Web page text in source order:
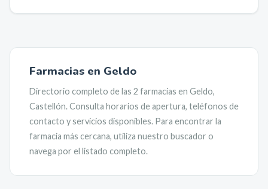
Farmacias en Geldo
Directorio completo de las 2 farmacias en Geldo,
Castellón. Consulta horarios de apertura, teléfonos de
contacto y servicios disponibles. Para encontrar la
farmacia más cercana, utiliza nuestro buscador o
navega por el listado completo.